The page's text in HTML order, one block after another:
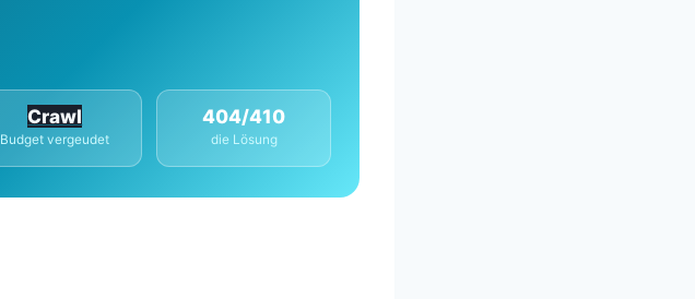
Crawl
Budget vergeudet
404/410
die Lösung